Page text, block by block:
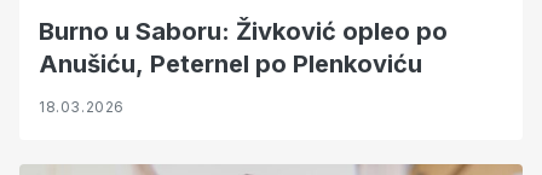
Burno u Saboru: Živković opleo po
Anušiću, Peternel po Plenkoviću
18.03.2026